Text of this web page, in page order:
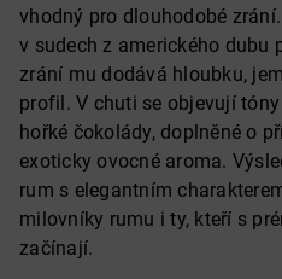
vhodný pro dlouhodobé
v sudech z amerického dubu
zrání mu dodává hloubku,
profil. V chuti se objevují
hořké čokolády, doplněné o
exoticky ovocné aroma.
rum s elegantním
milovníky rumu i ty, kteří s
začínají.